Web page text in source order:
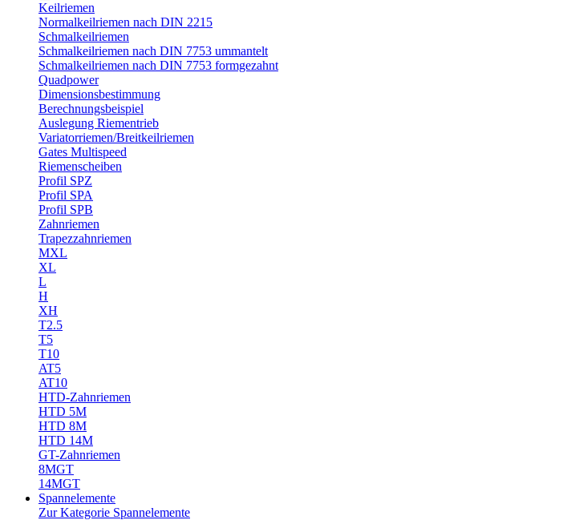
Keilriemen
Normalkeilriemen nach DIN 2215
Schmalkeilriemen
Schmalkeilriemen nach DIN 7753 ummantelt
Schmalkeilriemen nach DIN 7753 formgezahnt
Quadpower
Dimensionsbestimmung
Berechnungsbeispiel
Auslegung Riementrieb
Variatorriemen/Breitkeilriemen
Gates Multispeed
Riemenscheiben
Profil SPZ
Profil SPA
Profil SPB
Zahnriemen
Trapezzahnriemen
MXL
XL
L
H
XH
T2.5
T5
T10
AT5
AT10
HTD-Zahnriemen
HTD 5M
HTD 8M
HTD 14M
GT-Zahnriemen
8MGT
14MGT
Spannelemente
Zur Kategorie Spannelemente